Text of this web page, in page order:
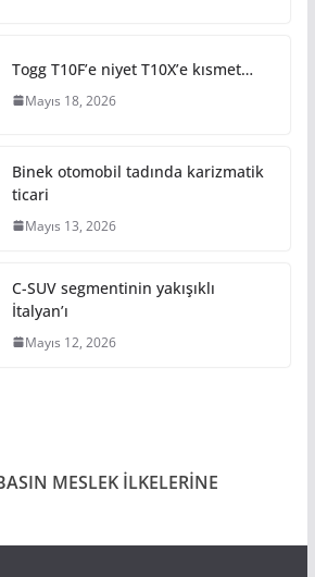
Togg T10F’e niyet T10X’e kısmet…
Mayıs 18, 2026
Binek otomobil tadında karizmatik
ticari
Mayıs 13, 2026
C-SUV segmentinin yakışıklı
İtalyan’ı
Mayıs 12, 2026
MESLEK İLKELERİNE